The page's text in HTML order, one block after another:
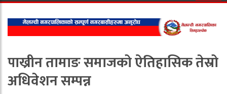
पाख्रीन तामाङ समाजको ऐतिहासिक तेस्रो
अधिवेशन सम्पन्न